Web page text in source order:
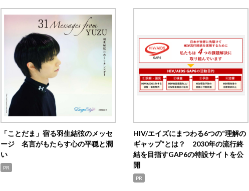
「ことだま」宿る羽生結弦のメッセ
ージ 名言がもたらす心の平穏と潤
い
PR
HIV/エイズにまつわる6つの“理解の
ギャップ”とは？ 2030年の流行終
結を目指すGAP6の特設サイトを公
開
PR